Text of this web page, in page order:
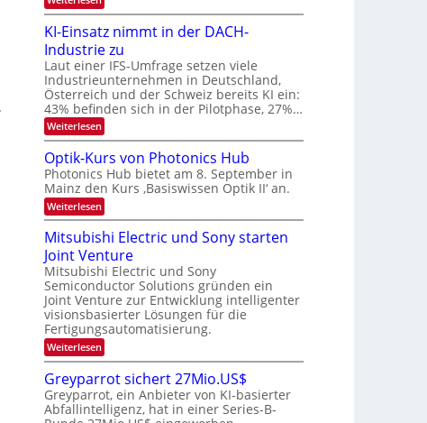
d
e
t
s
t
a
r
k
e
s
W
a
c
h
s
t
u
m
i
m
e
r
s
t
e
n
H
a
b
j
a
h
8
9
.
W
E
-
H
e
r
a
u
s
-
S
e
m
i
n
a
r
KI-Einsatz nimmt in der DACH-
Industrie zu
Laut einer IFS-Umfrage setzen viele
Industrieunternehmen in Deutschland,
Österreich und der Schweiz bereits KI ein:
43% befinden sich in der Pilotphase, 27%…
Weiterlesen:
K
-
E
i
n
s
t
z
n
i
m
m
t
i
n
d
e
r
D
A
C
Optik-Kurs von Photonics Hub
Photonics Hub bietet am 8. September in
Mainz den Kurs ‚Basiswissen Optik II‘ an.
Weiterlesen:
O
p
t
i
k
-
K
u
r
s
v
o
P
h
o
t
Mitsubishi Electric und Sony starten
Joint Venture
Mitsubishi Electric und Sony
Semiconductor Solutions gründen ein
Joint Venture zur Entwicklung intelligenter
visionsbasierter Lösungen für die
Fertigungsautomatisierung.
Weiterlesen:
M
t
s
u
Greyparrot sichert 27Mio.US$
Greyparrot, ein Anbieter von KI-basierter
Abfallintelligenz, hat in einer Series-B-